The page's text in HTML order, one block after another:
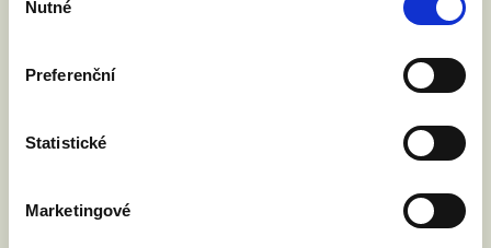
souhlasu
Nutné
Preferenční
Statistické
Marketingové